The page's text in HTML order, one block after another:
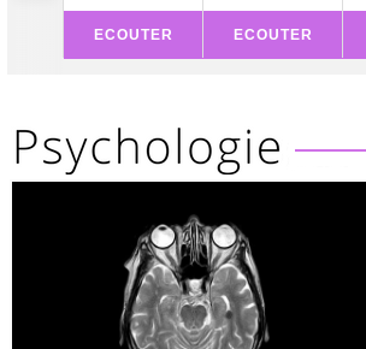
ECOUTER ECOUTER